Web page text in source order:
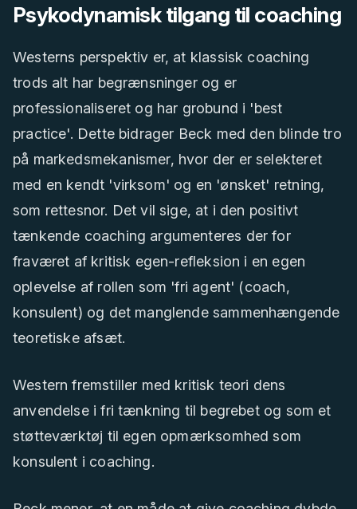
Psykodynamisk tilgang til coaching
Westerns perspektiv er, at klassisk coaching
trods alt har begrænsninger og er
professionaliseret og har grobund i 'best
practice'. Dette bidrager Beck med den blinde tro
på markedsmekanismer, hvor der er selekteret
med en kendt 'virksom' og en 'ønsket' retning,
som rettesnor. Det vil sige, at i den positivt
tænkende coaching argumenteres der for
fraværet af kritisk egen-refleksion i en egen
oplevelse af rollen som 'fri agent' (coach,
konsulent) og det manglende sammenhængende
teoretiske afsæt.
Western fremstiller med kritisk teori dens
anvendelse i fri tænkning til begrebet og som et
støtteværktøj til egen opmærksomhed som
konsulent i coaching.